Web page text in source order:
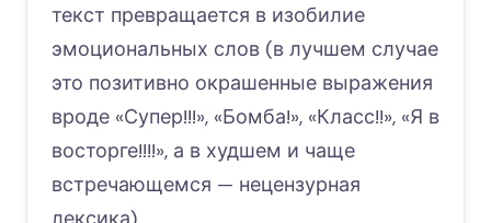
текст превращается в изобилие
эмоциональных слов (в лучшем случае
это позитивно окрашенные выражения
вроде «Супер!!!», «Бомба!», «Класс!!», «Я в
восторге!!!!», а в худшем и чаще
встречающемся — нецензурная